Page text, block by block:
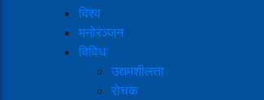
विश्व
मनोरञ्जन
विविध
उद्यमशीलता
रोचक